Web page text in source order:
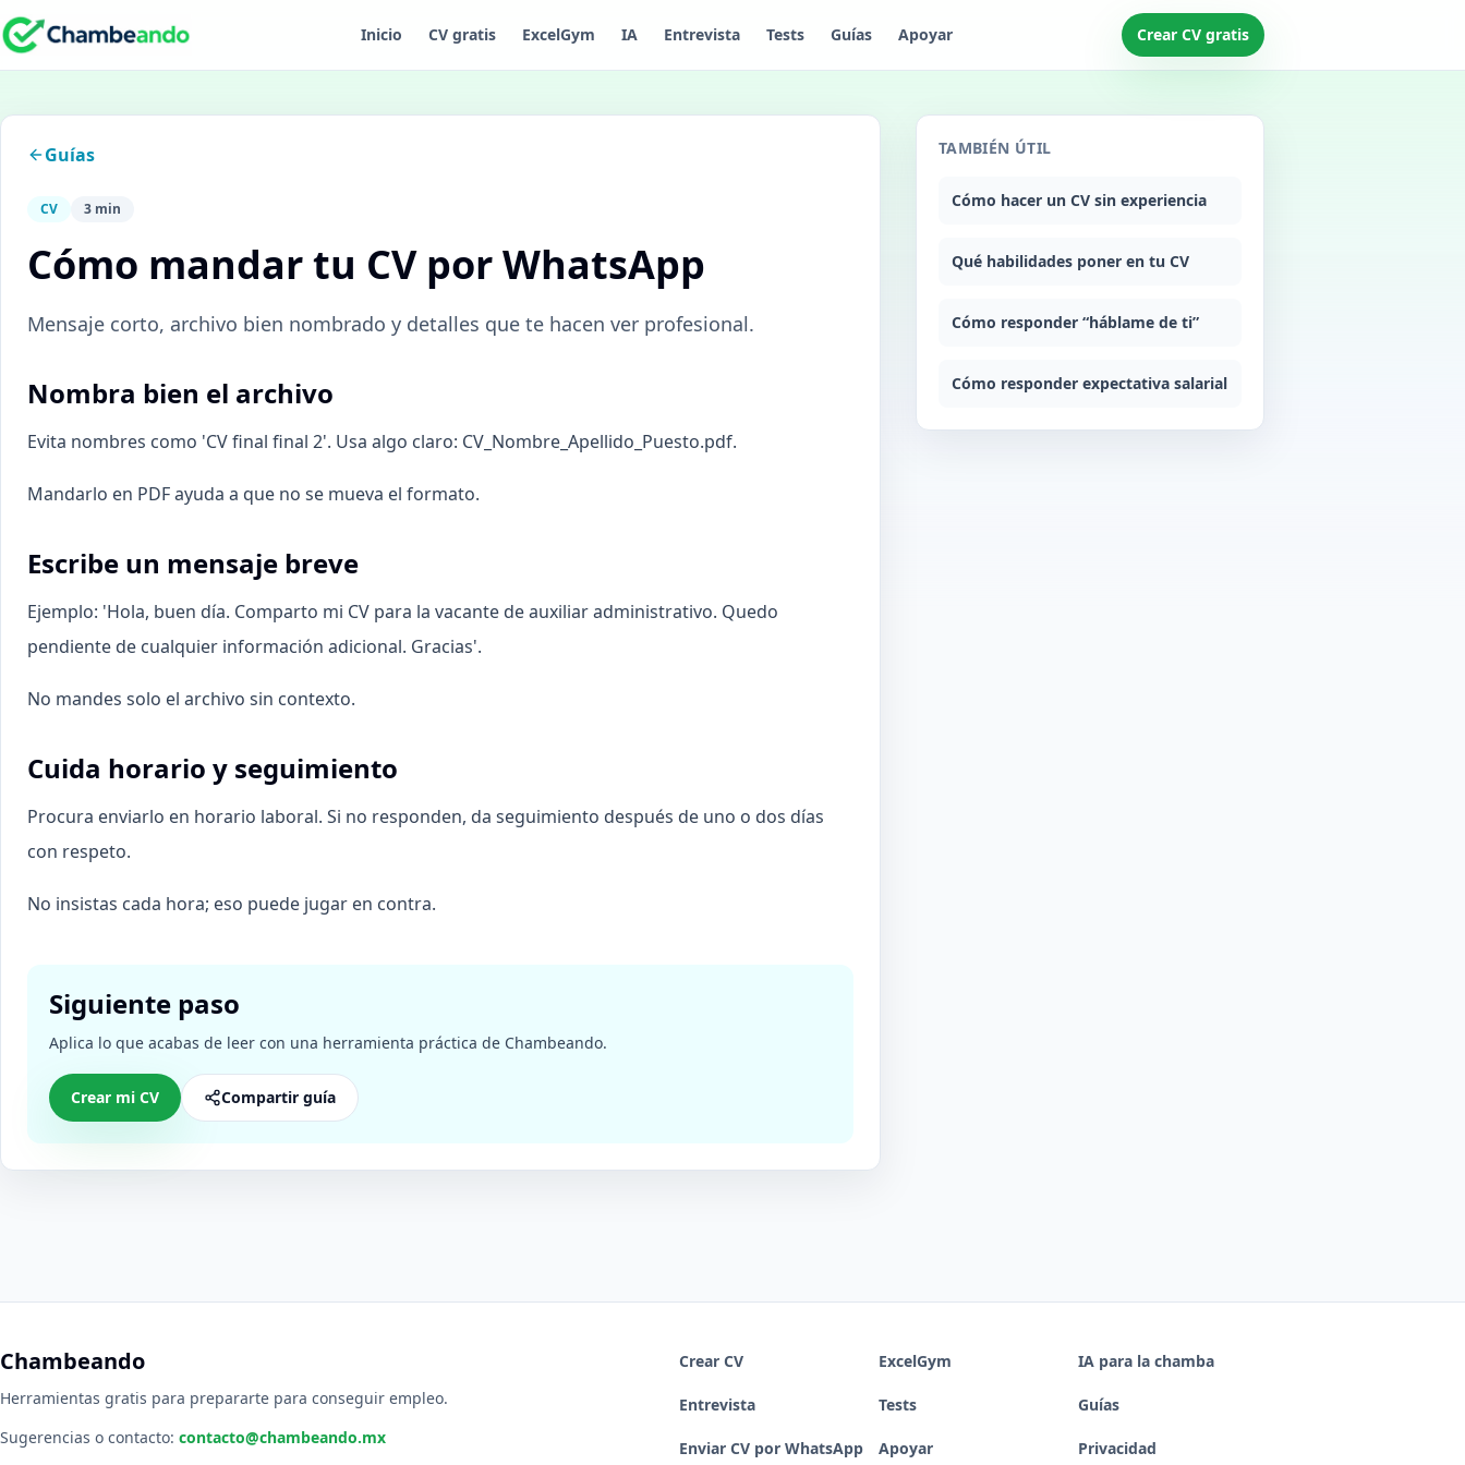
Inicio CV gratis ExcelGym IA Entrevista Tests Guías Apoyar Crear CV gratis
Guías
CV 3 min
Cómo mandar tu CV por WhatsApp
Mensaje corto, archivo bien nombrado y detalles que te hacen ver profesional.
Nombra bien el archivo
Evita nombres como 'CV final final 2'. Usa algo claro: CV_Nombre_Apellido_Puesto.pdf.
Mandarlo en PDF ayuda a que no se mueva el formato.
Escribe un mensaje breve
Ejemplo: 'Hola, buen día. Comparto mi CV para la vacante de auxiliar administrativo. Quedo
pendiente de cualquier información adicional. Gracias'.
No mandes solo el archivo sin contexto.
Cuida horario y seguimiento
Procura enviarlo en horario laboral. Si no responden, da seguimiento después de uno o dos días
con respeto.
No insistas cada hora; eso puede jugar en contra.
Siguiente paso
Aplica lo que acabas de leer con una herramienta práctica de Chambeando.
Crear mi CV Compartir guía
TAMBIÉN ÚTIL
Cómo hacer un CV sin experiencia
Qué habilidades poner en tu CV
Cómo responder “háblame de ti”
Cómo responder expectativa salarial
Chambeando
Herramientas gratis para prepararte para conseguir empleo.
Sugerencias o contacto: contacto@chambeando.mx
Crear CV ExcelGym IA para la chamba
Entrevista Tests Guías
Enviar CV por WhatsApp Apoyar Privacidad